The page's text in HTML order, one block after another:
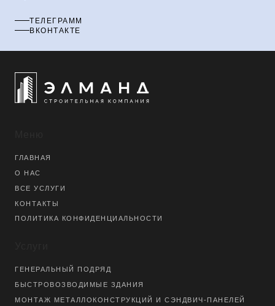
ТЕЛЕГРАММ
ВКОНТАКТЕ
ГЛАВНАЯ
О НАС
ВСЕ УСЛУГИ
КОНТАКТЫ
ПОЛИТИКА КОНФИДЕНЦИАЛЬНОСТИ
ГЕНЕРАЛЬНЫЙ ПОДРЯД
БЫСТРОВОЗВОДИМЫЕ ЗДАНИЯ
МОНТАЖ МЕТАЛЛОКОНСТРУКЦИЙ И СЭНДВИЧ-ПАНЕЛЕЙ